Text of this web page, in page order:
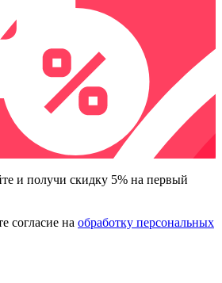
и получи скидку 5% на первый
Авторизируясь, вы даете согласие на обработку персональных